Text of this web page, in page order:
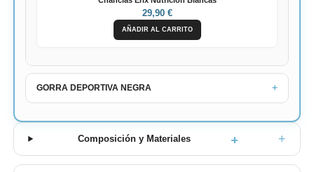
Composición y Materiales +
29,90 €
AÑADIR AL CARRITO
GORRA DEPORTIVA NEGRA